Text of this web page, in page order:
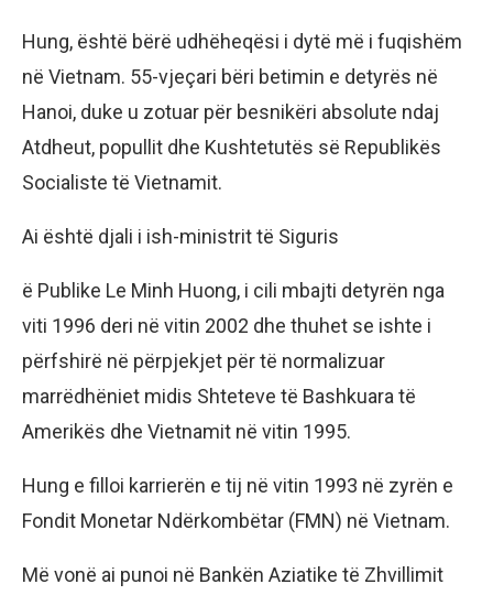
Hung, është bërë udhëheqësi i dytë më i fuqishëm
në Vietnam. 55-vjeçari bëri betimin e detyrës në
Hanoi, duke u zotuar për besnikëri absolute ndaj
Atdheut, popullit dhe Kushtetutës së Republikës
Socialiste të Vietnamit.
Ai është djali i ish-ministrit të Siguris
ë Publike Le Minh Huong, i cili mbajti detyrën nga
viti 1996 deri në vitin 2002 dhe thuhet se ishte i
përfshirë në përpjekjet për të normalizuar
marrëdhëniet midis Shteteve të Bashkuara të
Amerikës dhe Vietnamit në vitin 1995.
Hung e filloi karrierën e tij në vitin 1993 në zyrën e
Fondit Monetar Ndërkombëtar (FMN) në Vietnam.
Më vonë ai punoi në Bankën Aziatike të Zhvillimit